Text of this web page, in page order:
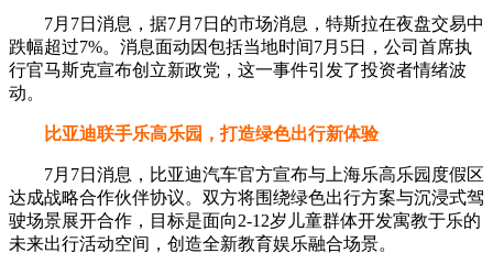
7月7日消息，据7月7日的市场消息，特斯拉在夜盘交易中
跌幅超过7%。消息面动因包括当地时间7月5日，公司首席执
行官马斯克宣布创立新政党，这一事件引发了投资者情绪波
动。
比亚迪联手乐高乐园，打造绿色出行新体验​
7月7日消息，比亚迪汽车官方宣布与上海乐高乐园度假区
达成战略合作伙伴协议。双方将围绕绿色出行方案与沉浸式驾
驶场景展开合作，目标是面向2-12岁儿童群体开发寓教于乐的
未来出行活动空间，创造全新教育娱乐融合场景。